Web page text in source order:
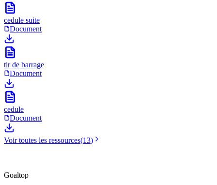
cedule suite
Document
tir de barrage
Document
cedule
Document
Voir toutes les ressources(13)
Goaltop